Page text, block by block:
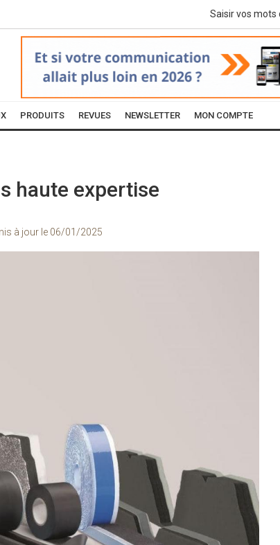
PRODUITS REVUES NEWSLETTER MON COMPTE
haute expertise
à jour le 06/01/2025